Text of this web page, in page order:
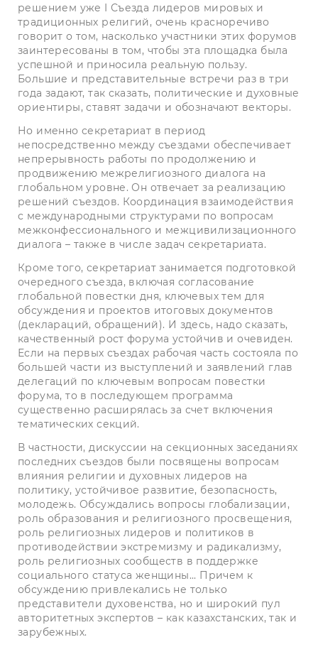
решением уже I Съезда лидеров мировых и
традиционных религий, очень красноречиво
говорит о том, насколько участники этих форумов
заинтересованы в том, чтобы эта площадка была
успешной и приносила реальную пользу.
Большие и представительные встречи раз в три
года задают, так сказать, политические и духовные
ориентиры, ставят задачи и обозначают векторы.
Но именно секретариат в период
непосредственно между съездами­ обеспечивает
непрерывность работы по продолжению и
продвижению межрелигиозного диалога на
глобальном уровне. Он отвечает за реализацию
решений съездов. Коор­динация взаимодействия
с меж­дународными структурами по вопросам
межконфессионального и межцивилизационного
диалога – также в числе задач секретариата.
Кроме того, секретариат занимается подготовкой
очередного съезда, включая согласование
глобальной повестки дня, ключевых тем для
обсуждения и проектов итоговых документов
(деклараций, обращений). И здесь, надо сказать,
качественный рост форума устойчив и очевиден.
Если на первых съез­дах рабочая часть состояла по
большей части из выступлений и заявлений глав
делегаций по ключевым вопросам повестки
форума, то в последующем программа
существенно расширялась за счет включения
тематических секций.
В частности, дискуссии на секционных заседаниях
последних съездов были посвящены вопросам
влияния религии и духовных лидеров на
политику, устойчивое развитие, безопасность,
молодежь. Обсуждались вопросы глобализации,
роль образования и религиозного просвещения,
роль религиозных лидеров и политиков в
противодействии экстремизму и радикализму,
роль религиозных сообществ в поддержке
социального статуса женщины... Причем к
обсуждению привлекались не только
представители духовенства, но и широкий пул
авторитетных экспертов – как казахстан­ских, так и
зарубежных.